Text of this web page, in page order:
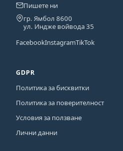
Пишете ни
гр. Ямбол 8600
ул. Индже войвода 35
FacebookInstagramTikTok
GDPR
Политика за бисквитки
Политика за поверителност
Условия за ползване
Лични данни